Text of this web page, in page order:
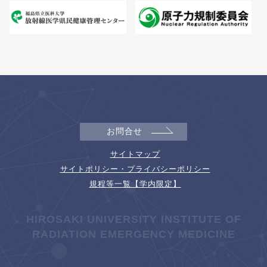
お問合せ
サイトマップ
サイトポリシー・プライバシーポリシー
規程等一覧【学内限定】
HIROSAKI UNIVERSITY INSTITUTE OF
RADIATION EMERGENCY MEDICINE